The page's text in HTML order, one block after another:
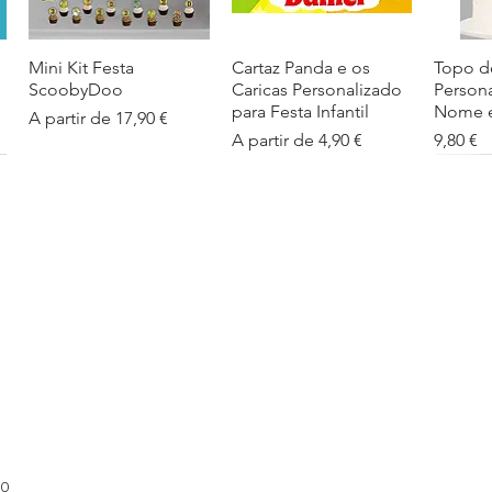
Visualização rápida
Mini Kit Festa
ScoobyDoo
A partir de 17,90 €
Preço promocional
Visualização rápida
Cartaz Panda e os
Caricas Personalizado
para Festa Infantil
A partir de 4,90 €
Preço promocional
Topo
Nome
Preço
9,80 €